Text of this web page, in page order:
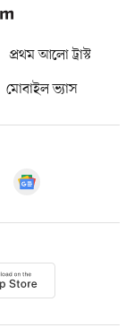
প্রথম আলো ট্রাস্ট
মোবাইল ভ্যাস